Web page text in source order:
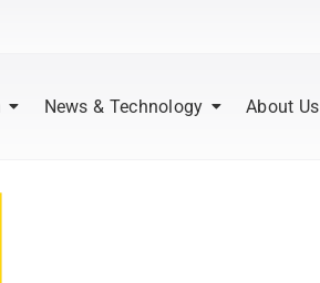
News & Technology About Us